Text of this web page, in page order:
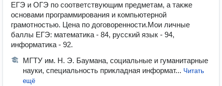
ЕГЭ и ОГЭ по соответствующим предметам, а также
основами программирования и компьютерной
грамотностью. Цена по договоренности.Мои личные
баллы ЕГЭ: математика - 84, русский язык - 94,
информатика - 92.
МГТУ им. Н. Э. Баумана, социальные и гуманитарные
науки, специальность прикладная информат... Читать
ещё